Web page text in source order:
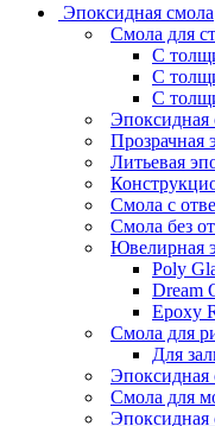
Эпоксидная смола
Смола для
С
С
С
Эпоксидная
Прозрачная
Литьевая
Смола с
Смола без
Ювелирная
Poly
Dream
Epoxy
Смола для
Для
Эпоксидная
Смола для
Эпоксидная